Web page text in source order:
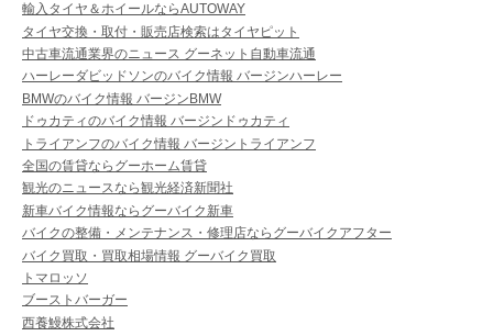
輸入タイヤ＆ホイールならAUTOWAY
タイヤ交換・取付・販売店検索はタイヤピット
中古車流通業界のニュース グーネット自動車流通
ハーレーダビッドソンのバイク情報 バージンハーレー
BMWのバイク情報 バージンBMW
ドゥカティのバイク情報 バージンドゥカティ
トライアンフのバイク情報 バージントライアンフ
全国の賃貸ならグーホーム賃貸
観光のニュースなら観光経済新聞社
新車バイク情報ならグーバイク新車
バイクの整備・メンテナンス・修理店ならグーバイクアフター
バイク買取・買取相場情報 グーバイク買取
トマロッソ
ブーストバーガー
西養鰻株式会社